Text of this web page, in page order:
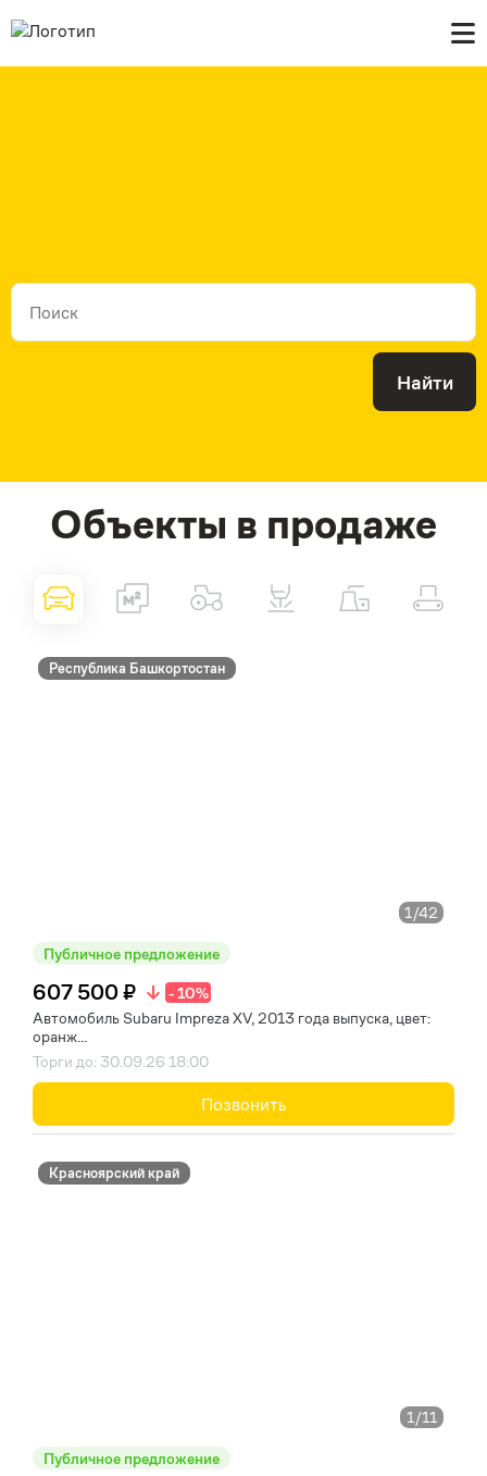
Найти
Объекты в продаже
Республика Башкортостан
1/42
Публичное предложение
607 500 ₽
- 10%
Автомобиль Subaru Impreza XV, 2013 года выпуска, цвет:
оранж...
Торги до: 30.09.26 18:00
Позвонить
Красноярский край
1/11
Публичное предложение